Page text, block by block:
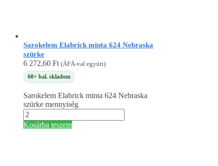
Sarokelem Elabrick minta 624 Nebraska
szürke
6 272,60 Ft (ÁFÁ-val együtt)
60+ bal. skladom
Sarokelem Elabrick minta 624 Nebraska
szürke mennyiség
Kosárba teszem